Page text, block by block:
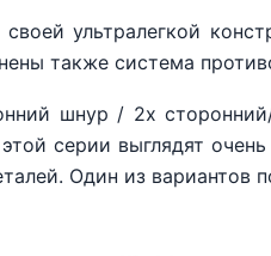
своей ультралегкой
также система
шнур / 2х
серии выглядят
Один из вариантов